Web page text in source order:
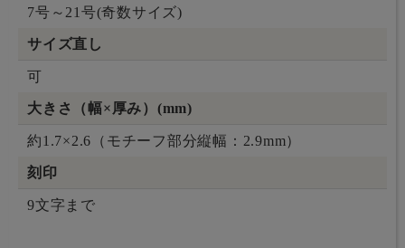
7号～21号(奇数サイズ)
サイズ直し
可
大きさ（幅×厚み）(mm)
約1.7×2.6（モチーフ部分縦幅：2.9mm）
刻印
9文字まで